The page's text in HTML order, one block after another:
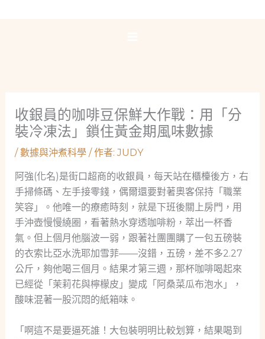
收銀員的咖啡豆保鮮大作戰：用「分
裝冷凍法」鎖住黃金期風味數據
/數據與沖煮科學/ 作者:JUDY
阿強(化名)是街口超商的收銀員，每天站在櫃檯後方，右
手掃條碼、左手接零錢，偶爾還要對著奧客保持「職業
笑容」。他唯一的療癒時刻，就是下班後關上房門，用
手沖壺慢慢繞圈，看著熱水穿透咖啡粉，萃出一杯香
氣。但上個月他腦波一弱，跟著社團團購了一包五磅裝
的衣索比亞水洗耶加雪菲——沒錯，五磅，差不多2.27
公斤，夠他喝三個月。結果才第三週，那杯咖啡喝起來
已經從「茉莉花與檸檬皮」變成「阿桑菜瓜布泡水」，
酸味混著一股沉悶的紙箱味。
「啊這不是要逼死誰！大包裝明明比較划算，結果喝到